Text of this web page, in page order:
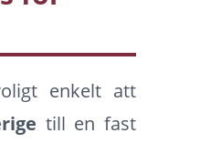
enkelt att
till en fast